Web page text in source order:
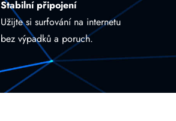
Stabilní připojení
Užijte si surfování na internetu
bez výpadků a poruch.